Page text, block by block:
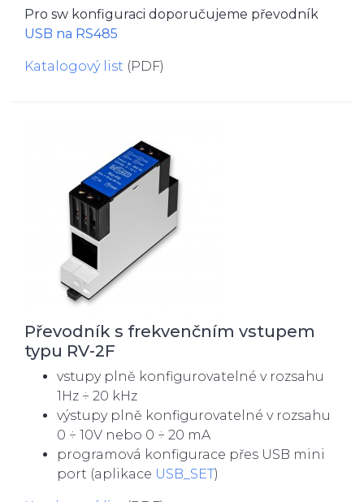
Pro sw konfiguraci doporučujeme převodník
USB na RS485
Katalogový list (PDF)
Převodník s frekvenčním vstupem
typu RV-2F
vstupy plně konfigurovatelné v rozsahu
1Hz ÷ 20 kHz
výstupy plně konfigurovatelné v rozsahu
0 ÷ 10V nebo 0 ÷ 20 mA
programová konfigurace přes USB mini
port (aplikace USB_SET)